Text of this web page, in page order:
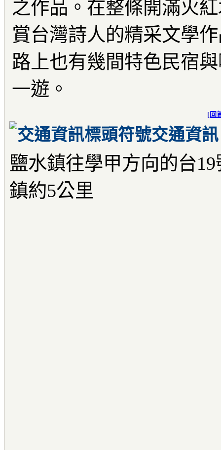
之作品。在整條開滿火
賞台灣詩人的精采文學
路上也有幾間特色民宿
一遊。
[ 回
交通資訊
鹽水鎮往學甲方向的台
鎮約5公里